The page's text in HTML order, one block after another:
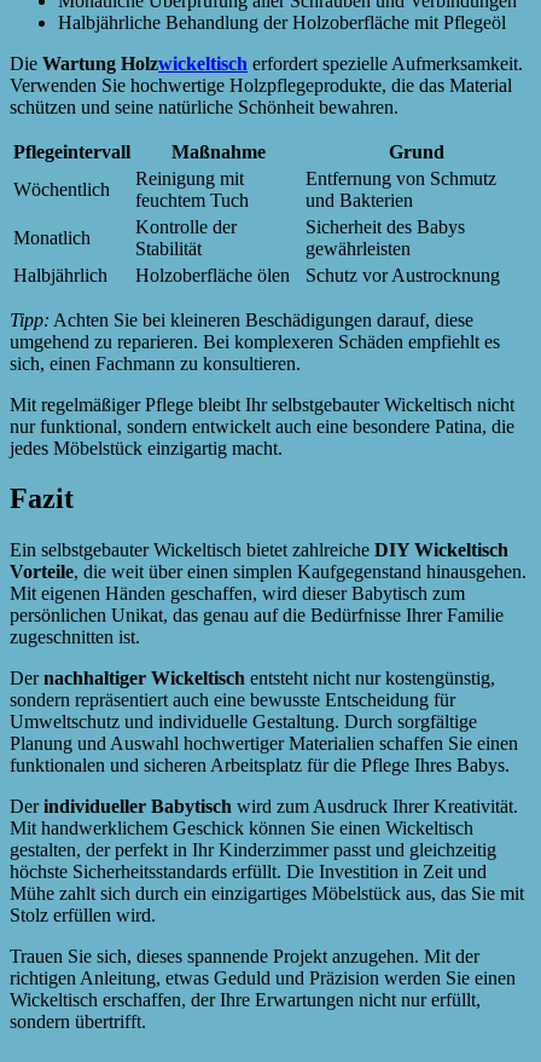
Halbjährliche Behandlung der Holzoberfläche mit Pflegeöl
Die Wartung Holzwickeltisch erfordert spezielle Aufmerksamkeit.
Verwenden Sie hochwertige Holzpflegeprodukte, die das Material
schützen und seine natürliche Schönheit bewahren.
Pflegeintervall Maßnahme
Grund
Wöchentlich
Reinigung mit
feuchtem Tuch
Entfernung von Schmutz
und Bakterien
Monatlich
Kontrolle der
Stabilität
Sicherheit des Babys
gewährleisten
Halbjährlich
Holzoberfläche ölen Schutz vor Austrocknung
Tipp: Achten Sie bei kleineren Beschädigungen darauf, diese
umgehend zu reparieren. Bei komplexeren Schäden empfiehlt es
sich, einen Fachmann zu konsultieren.
Mit regelmäßiger Pflege bleibt Ihr selbstgebauter Wickeltisch nicht
nur funktional, sondern entwickelt auch eine besondere Patina, die
jedes Möbelstück einzigartig macht.
Fazit
Ein selbstgebauter Wickeltisch bietet zahlreiche DIY Wickeltisch
Vorteile, die weit über einen simplen Kaufgegenstand hinausgehen.
Mit eigenen Händen geschaffen, wird dieser Babytisch zum
persönlichen Unikat, das genau auf die Bedürfnisse Ihrer Familie
zugeschnitten ist.
Dernachhaltiger Wickeltisch entsteht nicht nur kostengünstig,
sondern repräsentiert auch eine bewusste Entscheidung für
Umweltschutz und individuelle Gestaltung. Durch sorgfältige
Planung und Auswahl hochwertiger Materialien schaffen Sie einen
funktionalen und sicheren Arbeitsplatz für die Pflege Ihres Babys.
Derindividueller Babytisch wird zum Ausdruck Ihrer Kreativität.
Mit handwerklichem Geschick können Sie einen Wickeltisch
gestalten, der perfekt in Ihr Kinderzimmer passt und gleichzeitig
höchste Sicherheitsstandards erfüllt. Die Investition in Zeit und
Mühe zahlt sich durch ein einzigartiges Möbelstück aus, das Sie mit
Stolz erfüllen wird.
Trauen Sie sich, dieses spannende Projekt anzugehen. Mit der
richtigen Anleitung, etwas Geduld und Präzision werden Sie einen
Wickeltisch erschaffen, der Ihre Erwartungen nicht nur erfüllt,
sondern übertrifft.